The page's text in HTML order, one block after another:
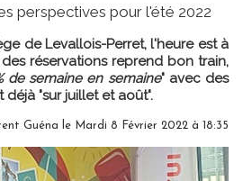
perspectives pour l'été 2022
de Levallois-Perret, l'heure est à
réservations reprend bon train,
de semaine en semaine" avec des
"sur juillet et août".
Guéna le Mardi 8 Février 2022 à 18:35